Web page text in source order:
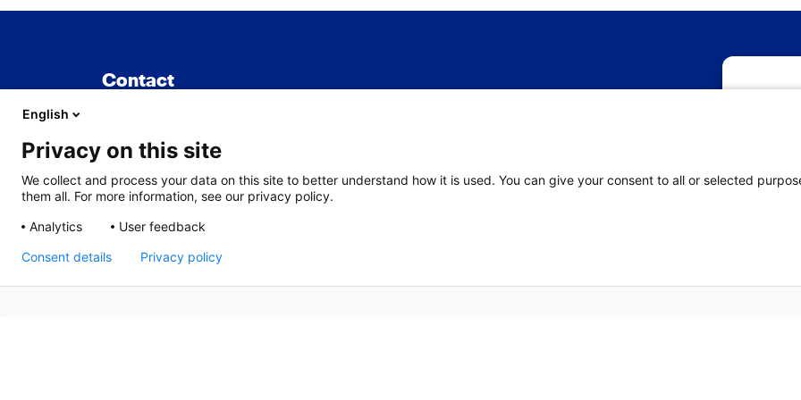
nadelige
Contact
TNO
2333 BE Leiden
English
Privacy on this site
We collect and process your data on this site to better understand how it is used. You can give your consent to all or selected
them all. For more information, see our privacy policy.
Analytics
User feedback
Consent details Privacy policy